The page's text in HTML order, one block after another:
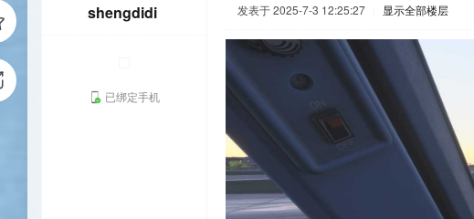
shengdidi
已绑定手机
发表于 2025-7-3 12:25:27 显示全部楼层